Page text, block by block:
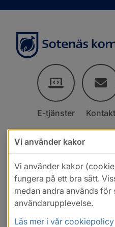
E-tjänster Kontakt
Vi använder kakor
Vi använder kakor
fungera på ett bra sätt.
medan andra används
användarupplevelse.
Läs mer i vår cookiepolicy